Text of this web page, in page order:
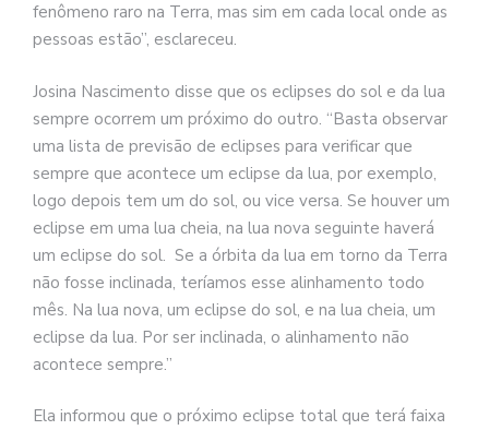
fenômeno raro na Terra, mas sim em cada local onde as
pessoas estão”, esclareceu.
Josina Nascimento disse que os eclipses do sol e da lua
sempre ocorrem um próximo do outro. “Basta observar
uma lista de previsão de eclipses para verificar que
sempre que acontece um eclipse da lua, por exemplo,
logo depois tem um do sol, ou vice versa. Se houver um
eclipse em uma lua cheia, na lua nova seguinte haverá
um eclipse do sol. Se a órbita da lua em torno da Terra
não fosse inclinada, teríamos esse alinhamento todo
mês. Na lua nova, um eclipse do sol, e na lua cheia, um
eclipse da lua. Por ser inclinada, o alinhamento não
acontece sempre.”
Ela informou que o próximo eclipse total que terá faixa